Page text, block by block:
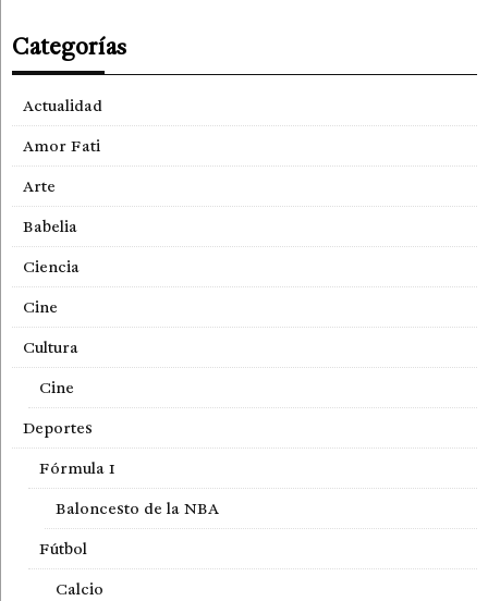
Categorías
Actualidad
Amor Fati
Arte
Babelia
Ciencia
Cine
Cultura
Cine
Deportes
Fórmula 1
Baloncesto de la NBA
Fútbol
Calcio